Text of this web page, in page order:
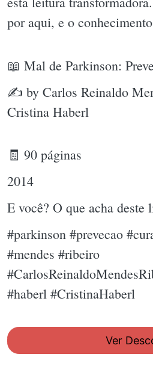
por aqui, e o
📖 Mal de Parkinson:
✍ by Carlos Reinaldo
Cristina Haberl
🧾 90 páginas
2014
E você? O que acha deste
#parkinson #prevecao
#mendes #ribeiro
#haberl #CristinaHaberl
Ver